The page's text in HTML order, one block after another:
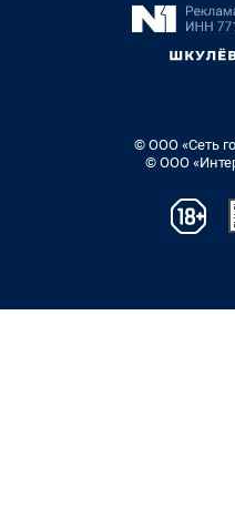
© ООО «Сеть
© ООО